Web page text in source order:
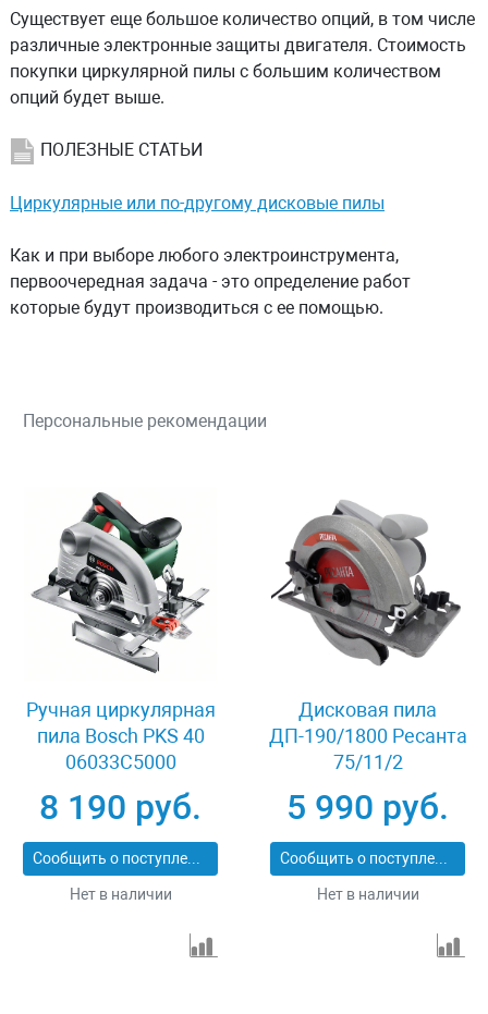
Существует еще большое количество опций, в том числе
различные электронные защиты двигателя. Стоимость
покупки циркулярной пилы с большим количеством
опций будет выше.
ПОЛЕЗНЫЕ СТАТЬИ
Циркулярные или по-другому дисковые пилы
Как и при выборе любого электроинструмента,
первоочередная задача - это определение работ
которые будут производиться с ее помощью.
Персональные рекомендации
Ручная циркулярная
пила Bosch PKS 40
06033C5000
8 190 руб.
Сообщить о поступлении
Нет в наличии
Дисковая пила
ДП-190/1800 Ресанта
75/11/2
5 990 руб.
Сообщить о поступлении
Нет в наличии